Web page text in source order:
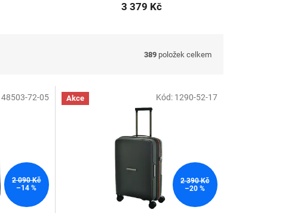
3 379 Kč
389 položek celkem
2 090 Kč
–14 %
48503-72-05 Akce
2 390 Kč
–20 %
Kód: 1290-52-17